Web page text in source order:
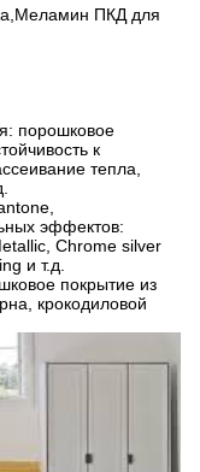
ПКД для
порошковое
к
тепла,
эффектов:
Chrome silver
и т.д.
покрытие из
крокодиловой